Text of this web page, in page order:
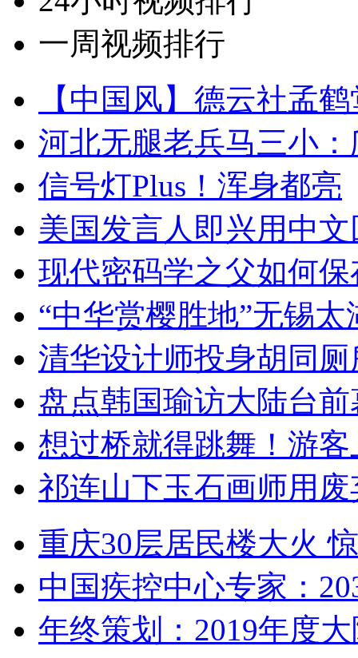
一周视频排行
【中国风】德云社孟
河北无腿老兵马三小
信号灯Plus！浑身都亮
美国发言人即兴用中
现代密码学之父如何
“中华赏樱胜地”无锡
清华设计师投身胡同
盘点韩国瑜访大陆台
想过桥就得跳舞！游客
祁连山下玉石画师用
重庆30层居民楼大火
中国疾控中心专家：
年终策划：2019年度